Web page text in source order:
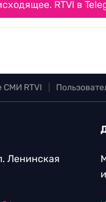
RTVI в
СМИ RTVI
Ленинская
и